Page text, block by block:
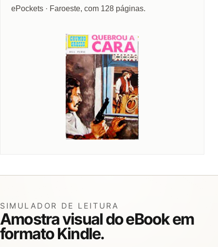
ePockets · Faroeste, com 128 páginas.
SIMULADOR DE LEITURA
Amostra visual do eBook em
formato Kindle.